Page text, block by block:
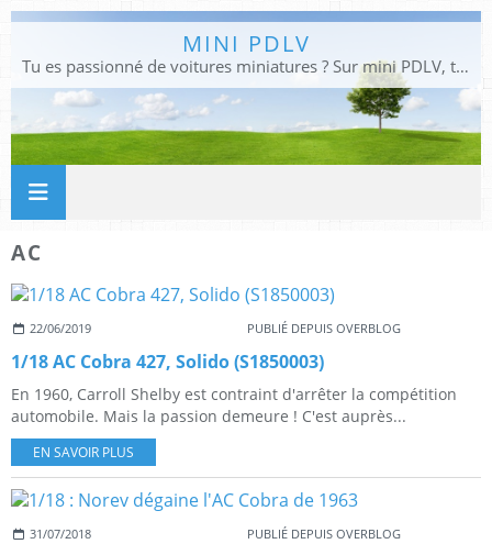
MINI PDLV
Tu es passionné de voitures miniatures ? Sur mini PDLV, tu trouveras les meilleurs bons plans pour acheter des voitures au 1:43, 1:18 ou 1:24. Tu pourras aussi découvrir des modèles de collection sous tous leurs angles. Pour ne rien louper de l'actualité des voitures miniatures, rejoins-nous !
AC
22/06/2019 PUBLIÉ DEPUIS OVERBLOG
1/18 AC Cobra 427, Solido (S1850003)
En 1960, Carroll Shelby est contraint d'arrêter la compétition
automobile. Mais la passion demeure ! C'est auprès...
EN SAVOIR PLUS
31/07/2018 PUBLIÉ DEPUIS OVERBLOG